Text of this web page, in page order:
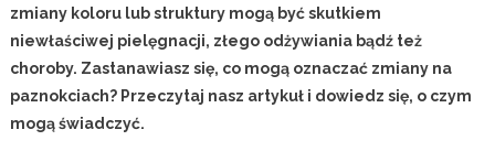
zmiany koloru lub struktury mogą być skutkiem
niewłaściwej pielęgnacji, złego odżywiania bądź też
choroby. Zastanawiasz się, co mogą oznaczać zmiany na
paznokciach? Przeczytaj nasz artykuł i dowiedz się, o czym
mogą świadczyć.